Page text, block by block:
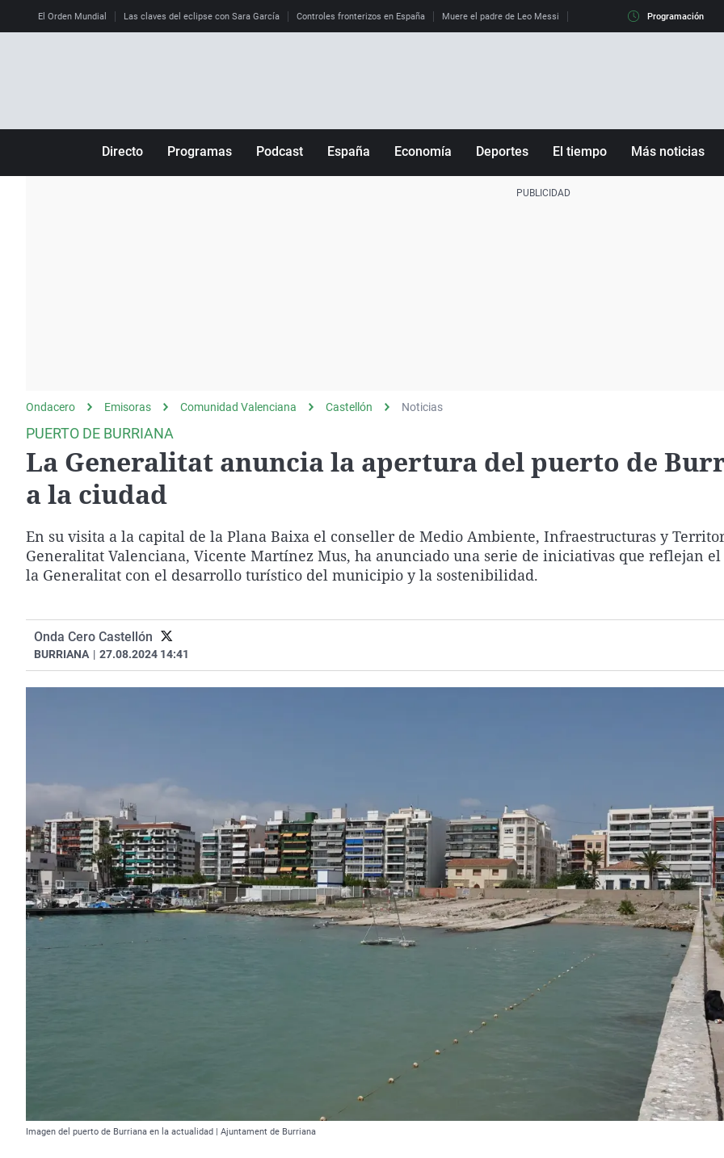
El Orden Mundial Las claves del eclipse con Sara García Controles fronterizos en España Muere el padre de Leo Messi La diferencia entre observar el
Programación
Directo Programas
gato
Podcast
Negra
España
Navarra
Economía Deportes El tiempo Más noticias
Ondacero Emisoras Comunidad Valenciana Castellón Noticias
PUERTO DE BURRIANA
La Generalitat anuncia la apertura del puerto de
a la ciudad
En su visita a la capital de la Plana Baixa el conseller de Medio Ambiente, Infraestructuras y
Generalitat Valenciana, Vicente Martínez Mus, ha anunciado una serie de iniciativas que reflejan el
la Generalitat con el desarrollo turístico del municipio y la sostenibilidad.
Onda Cero Castellón
BURRIANA | 27.08.2024 14:41
Imagen del puerto de Burriana en la actualidad | Ajuntament de Burriana